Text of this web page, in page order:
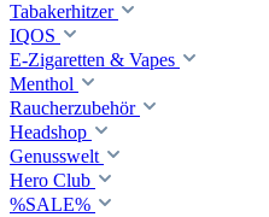
Tabakerhitzer
IQOS
E-Zigaretten & Vapes
Menthol
Raucherzubehör
Headshop
Genusswelt
Hero Club
%SALE%